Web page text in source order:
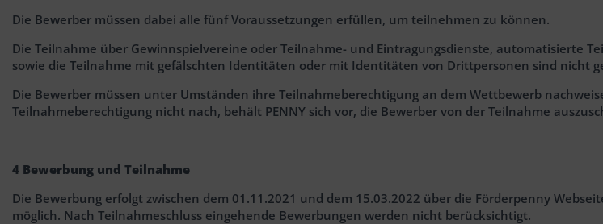
Die Bewerber müssen dabei alle fünf Voraussetzungen erfüllen, um teilnehmen zu können.
Die Teilnahme über Gewinnspielvereine oder Teilnahme- und Eintragungsdienste, automatisierte
sowie die Teilnahme mit gefälschten Identitäten oder mit Identitäten von Drittpersonen sind nicht
Die Bewerber müssen unter Umständen ihre Teilnahmeberechtigung an dem Wettbewerb
Teilnahmeberechtigung nicht nach, behält PENNY sich vor, die Bewerber von der Teilnahme
4 Bewerbung und Teilnahme
Die Bewerbung erfolgt zwischen dem 01.11.2021 und dem 15.03.2022 über die Förderpenny
möglich. Nach Teilnahmeschluss eingehende Bewerbungen werden nicht berücksichtigt.